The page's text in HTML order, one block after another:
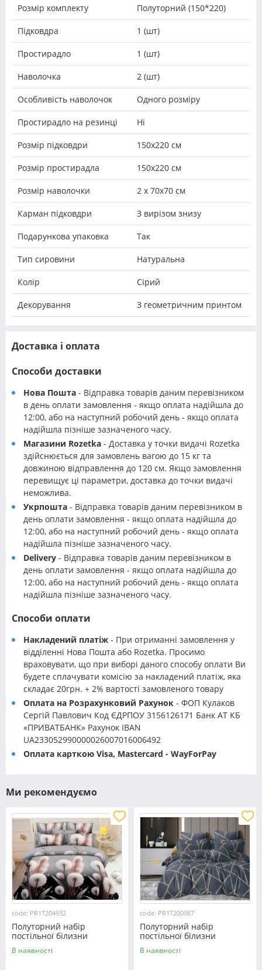
Розмір комплекту Полуторний (150*220)
Підковдра 1 (шт)
Простирадло 1 (шт)
Наволочка 2 (шт)
Особливість наволочок Одного розміру
Простирадло на резинці Ні
Розмір підковдри 150х220 см
Розмір простирадла 150х220 см
Розмір наволочки 2 х 70х70 см
Карман підковдри З вирізом знизу
Подарункова упаковка Так
Тип сировини Натуральна
Колір Сірий
Декорування З геометричним принтом
Доставка і оплата
Способи доставки
Нова Пошта - Відправка товарів даним перевізником
в день оплати замовлення - якщо оплата надійшла до
12:00, або на наступний робочий день - якщо оплата
надійшла пізніше зазначеного часу.
Магазини Rozetka - Доставка у точки видачі Rozetka
здійснюється для замовлень вагою до 15 кг та
довжиною відправлення до 120 см. Якщо замовлення
перевищує ці параметри, доставка до точки видачі
неможлива.
Укрпошта - Відправка товарів даним перевізником в
день оплати замовлення - якщо оплата надійшла до
12:00, або на наступний робочий день - якщо оплата
надійшла пізніше зазначеного часу.
Delivery - Відправка товарів даним перевізником в
день оплати замовлення - якщо оплата надійшла до
12:00, або на наступний робочий день - якщо оплата
надійшла пізніше зазначеного часу.
Способи оплати
Накладений платіж - При отриманні замовлення у
відділенні Нова Пошта або Rozetka. Просимо
враховувати, що при виборі даного способу оплати Ви
будете сплачувати комісію за накладений платіж, яка
складає 20грн. + 2% вартості замовленого товару
Оплата на Розрахунковий Рахунок - ФОП Кулаков
Сергій Павлович Код ЄДРПОУ 3156126171 Банк АТ КБ
«ПРИВАТБАНК» Рахунок IBAN
UA233052990000026007016006492
Оплата карткою Visa, Mastercard - WayForPay
Ми рекомендуємо
code: PR1T204932
Полуторний набір
постільної білизни
150*220 із полікотону
№204932 Черешенька™
В наявності
code: PR1T200087
Полуторний набір
постільної білизни
150*220 із полікотону
№200087 Черешенька™
В наявності